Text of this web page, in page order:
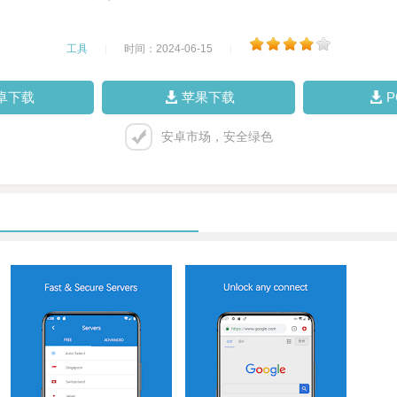
工具 时间：2024-06-15
下载 苹果下载
安卓市场，安全绿色